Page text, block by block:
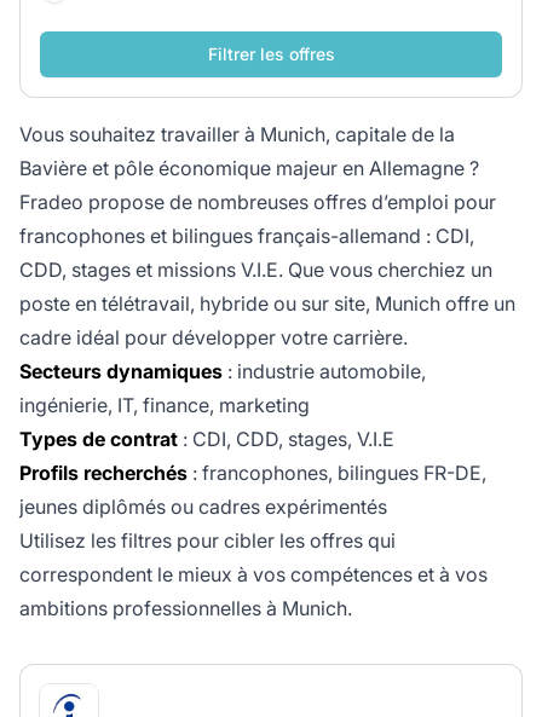
Vous souhaitez travailler à Munich, capitale de la
Bavière et pôle économique majeur en Allemagne ?
Fradeo propose de nombreuses offres d’emploi pour
francophones et bilingues français-allemand : CDI,
CDD, stages et missions V.I.E. Que vous cherchiez un
poste en télétravail, hybride ou sur site, Munich offre un
cadre idéal pour développer votre carrière.
Secteurs dynamiques : industrie automobile,
ingénierie, IT, finance, marketing
Types de contrat : CDI, CDD, stages, V.I.E
Profils recherchés : francophones, bilingues FR-DE,
jeunes diplômés ou cadres expérimentés
Utilisez les filtres pour cibler les offres qui
correspondent le mieux à vos compétences et à vos
ambitions professionnelles à Munich.